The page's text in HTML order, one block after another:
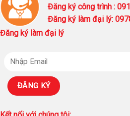
Đăng ký công trình :
Đăng ký làm đại lý:
Đăng ký làm đại lý